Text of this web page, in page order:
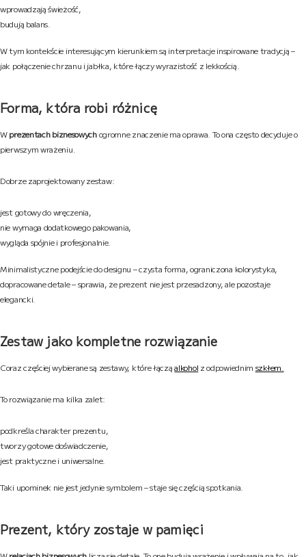
wprowadzają świeżość,
budują balans.
W tym kontekście interesującym kierunkiem są interpretacje inspirowane tradycją –
jak połączenie chrzanu i jabłka, które łączy wyrazistość z lekkością.
Forma, która robi różnicę
Wprezentach biznesowychogromne znaczenie ma oprawa. To ona często decyduje o
pierwszym wrażeniu.
Dobrze zaprojektowany zestaw:
jest gotowy do wręczenia,
nie wymaga dodatkowego pakowania,
wygląda spójnie i profesjonalnie.
Minimalistyczne podejście do designu – czysta forma, ograniczona kolorystyka,
dopracowane detale – sprawia, że prezent nie jest przesadzony, ale pozostaje
elegancki.
Zestaw jako kompletne rozwiązanie
Coraz częściej wybierane są zestawy, które łącząalkohol z odpowiednim szkłem.
To rozwiązanie ma kilka zalet:
podkreśla charakter prezentu,
tworzy gotowe doświadczenie,
jest praktyczne i uniwersalne.
Taki upominek nie jest jedynie symbolem – staje się częścią spotkania.
Prezent, który zostaje w pamięci